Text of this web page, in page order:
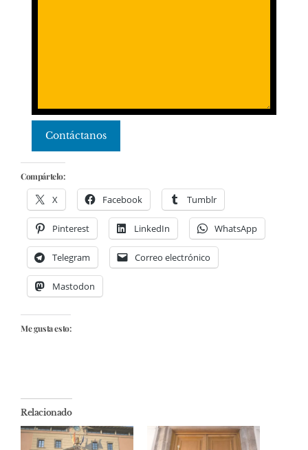
Contáctanos
Compártelo:
X Facebook Tumblr
Pinterest LinkedIn WhatsApp
Telegram Correo electrónico
Mastodon
Me gusta esto:
Relacionado